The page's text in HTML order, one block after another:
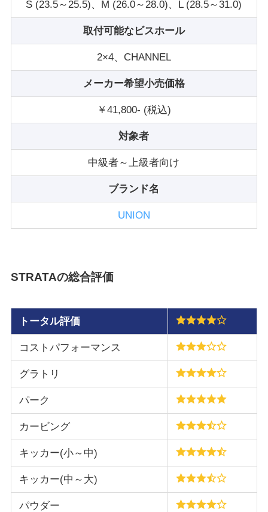
S (23.5～25.5)、M (26.0～28.0)、L (28.5～31.0)
取付可能なビスホール
2×4、CHANNEL
メーカー希望小売価格
￥41,800- (税込)
対象者
中級者～上級者向け
ブランド名
UNION
STRATAの総合評価
トータル評価
コストパフォーマンス
グラトリ
パーク
カービング
キッカー(小～中)
キッカー(中～大)
パウダー